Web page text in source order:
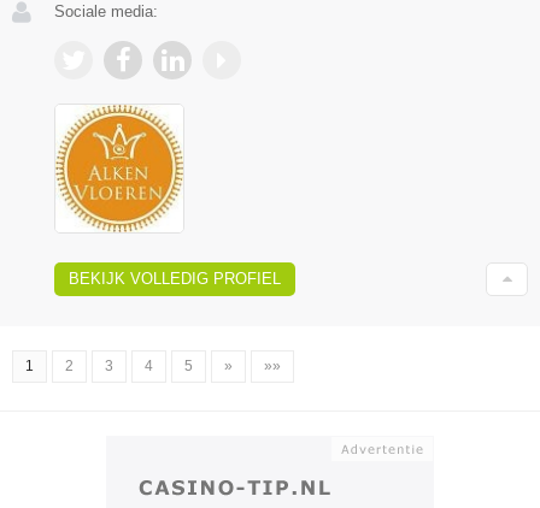
Sociale media:
BEKIJK VOLLEDIG PROFIEL
1 2 3 4 5 » »»